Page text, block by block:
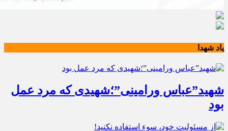
یاد شهدا
شهید”عباس ورامینی”؛شهیدی که مرد عمل
بود